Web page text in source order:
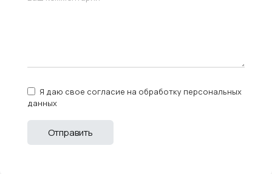
Я даю свое согласие на обработку персональных
данных